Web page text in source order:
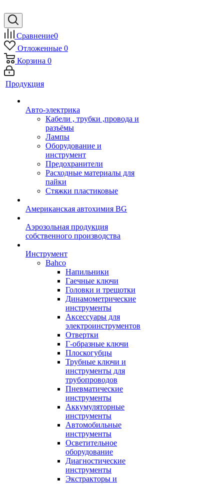
Сравнение0
Отложенные 0
Корзина 0
Продукция
Авто-электрика
Кабели , трубки ,провода и
разъёмы
Лампы
Оборудование и
инструмент
Предохранители
Расходные материалы для
пайки
Стяжки пластиковые
Американская автохимия BG
Аэрозольная продукция
собственного производства
Инструмент
Bahco
Напильники
Гаечные ключи
Головки и трещотки
Динамометрические
инструменты
Аксессуары для
электроинструментов
Отвертки
Г-образные ключи
Плоскогубцы
Трубные ключи и
инструменты для
трубопроводов
Пневматические
инструменты
Аккумуляторные
инструменты
Автомобильные
инструменты
Осветительное
оборудование
Диагностические
инструменты
Экстракторы и